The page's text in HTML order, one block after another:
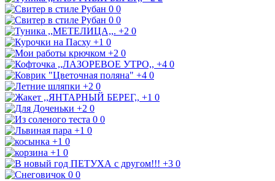
0 0
0 0
+2 0
+1 0
+2 0
+4 0
+4 0
+2 0
+1 0
+2 0
0 0
+1 0
+1 0
+1 0
+3 0
0 0